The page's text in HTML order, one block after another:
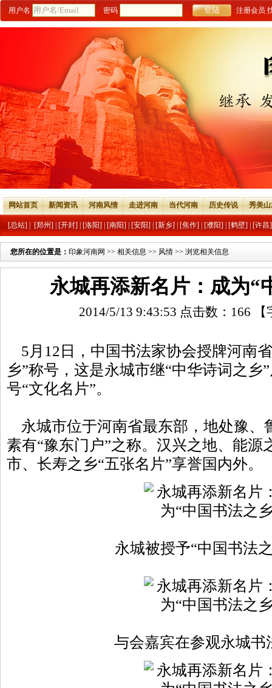
用户名 密码 注册会员
网站首页 新闻资讯 河南风情 走进河南 当代河南 历史传说 秀美
[总站] [郑州] [开封] [洛阳] [南阳] [安阳] [新乡] [焦作] [濮阳] [鹤壁] [许昌]
您所在的位置是： 印象河南网 >> 相关信息 >> 风情 >> 浏览相关信息
永城再添新名片：成为“
2014/5/13 9:43:53 点击数： 166
5月12日，中国书法家协会授牌河南
乡”称号，这是永城市继“中华诗词之乡
号“文化名片”。
永城市位于河南省最东部，地处豫、
素有“豫东门户”之称。汉兴之地、能源
市、长寿之乡“五张名片”享誉国内外。
永城被授予“中国书法
与会嘉宾在参观永城书